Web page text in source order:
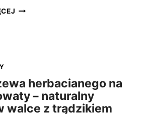
KOLAGEN
herbacianego na
– naturalny
walce z trądzikiem